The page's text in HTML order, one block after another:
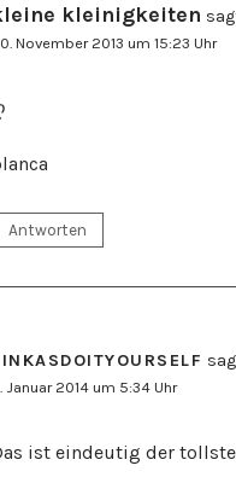
kleinigkeiten
November 2013 um 15:23 Uhr
Antworten
Januar 2014 um 5:34 Uhr
ist eindeutig der